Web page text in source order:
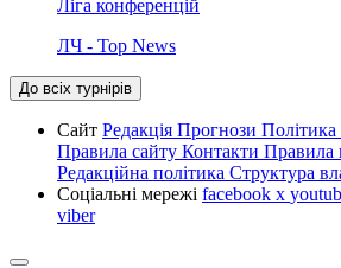
Ліга конференцій
ЛЧ - Top News
До всіх турнірів
Сайт Редакція Прогнози Політика
Правила сайту Контакти Правила
Редакційна політика Структура
Соціальні мережі facebook x
viber